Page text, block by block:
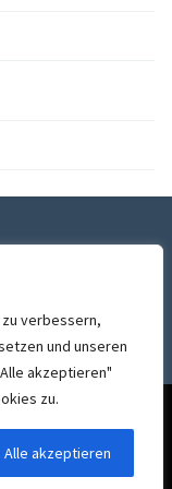
verbessern,
und unseren
akzeptieren"
zu.
Alle akzeptieren
by
Webulous
die Website weiter
aus.